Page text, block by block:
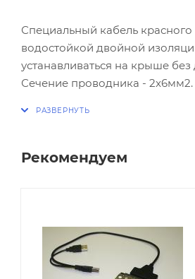
Специальный кабель
водостойкой двойной
устанавливаться на крыше
Сечение проводника - 2x6мм2.
Рекомендуем